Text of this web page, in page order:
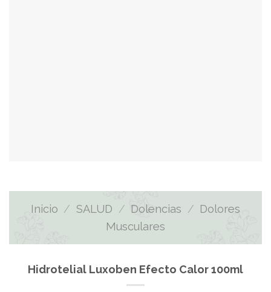
Inicio / SALUD / Dolencias / Dolores
Musculares
Hidrotelial Luxoben Efecto Calor 100ml